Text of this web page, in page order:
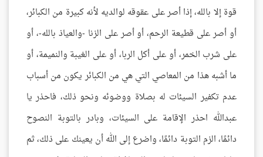
قوة إلا بالله، إذا أصر على عقوقه لوالديه لأنه كبيرة من الكبائر،
أو أصر على قطيعة الرحم، أو أصر على الزنا -والعياذ بالله-، أو
على شرب الخمر، أو على أكل الربا، أو على الغيبة والنميمة، أو
ما أشبه هذا من المعاصي التي هي من الكبائر يكون من أسباب
عدم تكفير السيئات له بصلاة ووضوئه ونحو ذلك، فاحذر يا
عبدالله احذر الإقامة على السيئات، وبادر بالتوبة النصوح
دائمًا، الزم التوبة دائمًا، واضرع إلى الله أن يعينك على ذلك، ثم